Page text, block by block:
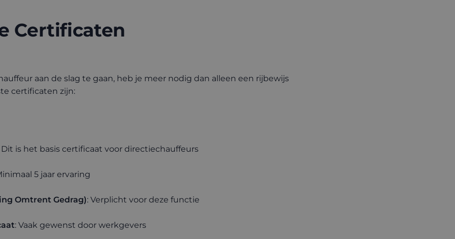
Certificaten
aan de slag te gaan, heb je meer nodig dan alleen een rijbewijs
certificaten zijn:
Dit is het basis certificaat voor directiechauffeurs
5 jaar ervaring
Omtrent Gedrag): Verplicht voor deze functie
: Vaak gewenst door werkgevers